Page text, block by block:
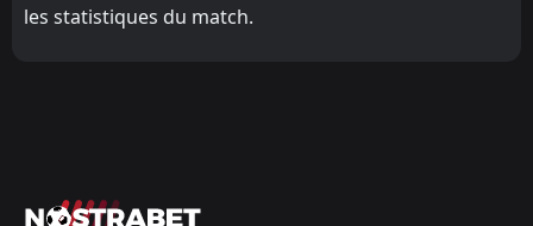
les statistiques du match.